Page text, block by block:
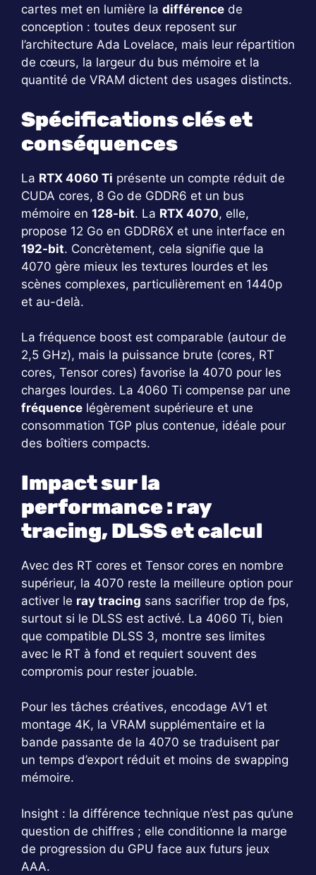
cartes met en lumière la différence de
conception : toutes deux reposent sur
l’architecture Ada Lovelace, mais leur répartition
de cœurs, la largeur du bus mémoire et la
quantité de VRAM dictent des usages distincts.
Spécifications clés et
conséquences
La RTX 4060 Ti présente un compte réduit de
CUDA cores, 8 Go de GDDR6 et un bus
mémoire en 128-bit. La RTX 4070, elle,
propose 12 Go en GDDR6X et une interface en
192-bit. Concrètement, cela signifie que la
4070 gère mieux les textures lourdes et les
scènes complexes, particulièrement en 1440p
et au-delà.
La fréquence boost est comparable (autour de
2,5 GHz), mais la puissance brute (cores, RT
cores, Tensor cores) favorise la 4070 pour les
charges lourdes. La 4060 Ti compense par une
fréquence légèrement supérieure et une
consommation TGP plus contenue, idéale pour
des boîtiers compacts.
Impact sur la
performance : ray
tracing, DLSS et calcul
Avec des RT cores et Tensor cores en nombre
supérieur, la 4070 reste la meilleure option pour
activer le ray tracing sans sacrifier trop de fps,
surtout si le DLSS est activé. La 4060 Ti, bien
que compatible DLSS 3, montre ses limites
avec le RT à fond et requiert souvent des
compromis pour rester jouable.
Pour les tâches créatives, encodage AV1 et
montage 4K, la VRAM supplémentaire et la
bande passante de la 4070 se traduisent par
un temps d’export réduit et moins de swapping
mémoire.
Insight : la différence technique n’est pas qu’une
question de chiffres ; elle conditionne la marge
de progression du GPU face aux futurs jeux
AAA.